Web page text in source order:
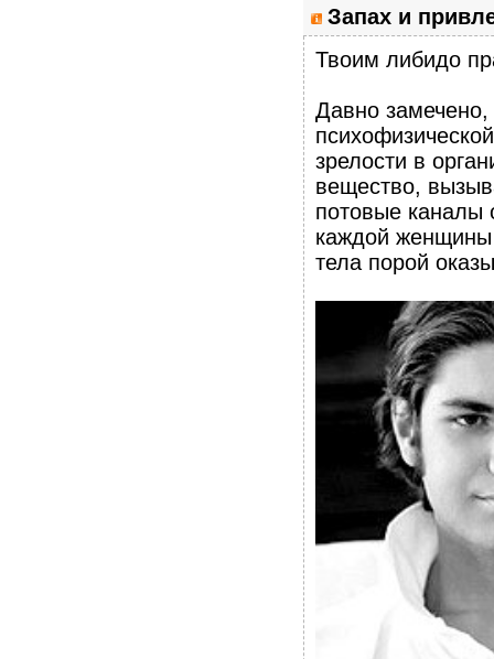
Запах и
Твоим либидо
Давно замечено,
зрелости в
вещество,
потовые каналы
каждой женщины
тела порой